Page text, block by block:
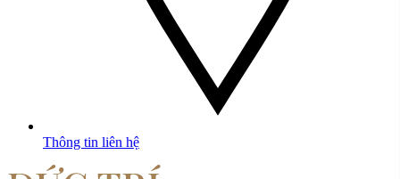
Thông tin liên hệ